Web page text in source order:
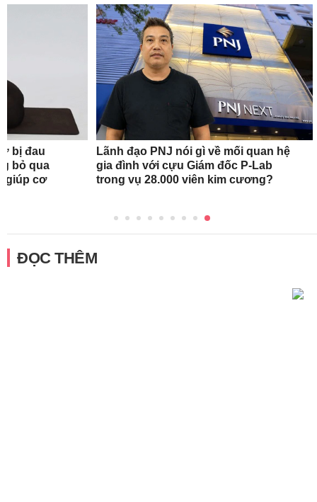
bị đau
bỏ qua
giúp cơ
Lãnh đạo PNJ nói gì về mối quan hệ
gia đình với cựu Giám đốc P-Lab
trong vụ 28.000 viên kim cương?
ĐỌC THÊM